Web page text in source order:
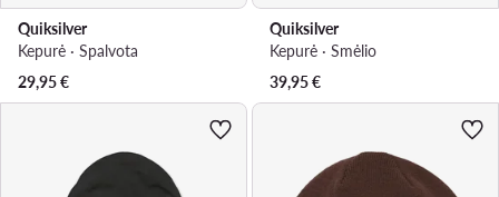
Quiksilver
Kepurė · Spalvota
29,95€
Quiksilver
Kepurė · Smėlio
39,95€